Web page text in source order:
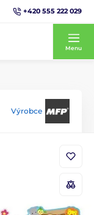
+420 555 222 029
Menu
Výrobce